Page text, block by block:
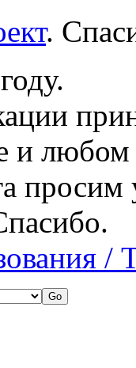
.
и
просим
/